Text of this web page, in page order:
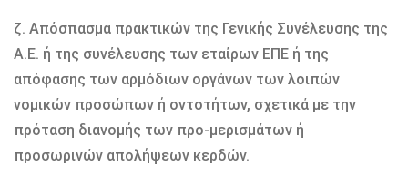
ζ. Απόσπασμα πρακτικών της Γενικής Συνέλευσης της
Α.Ε. ή της συνέλευσης των εταίρων ΕΠΕ ή της
απόφασης των αρμόδιων οργάνων των λοιπών
νομικών προσώπων ή οντοτήτων, σχετικά με την
πρόταση διανομής των προ-μερισμάτων ή
προσωρινών απολήψεων κερδών.